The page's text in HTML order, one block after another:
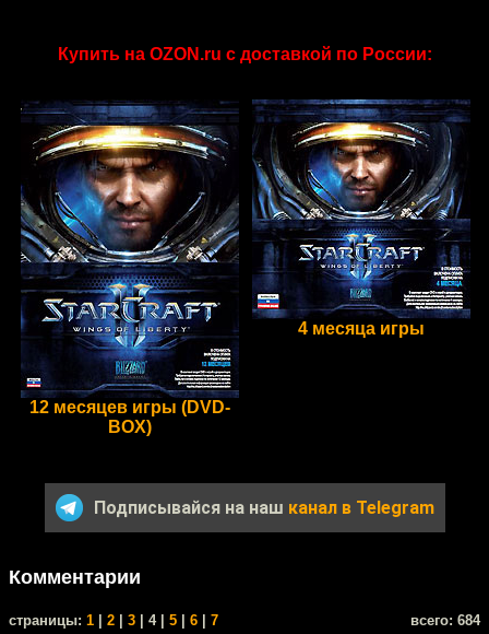
Купить на OZON.ru с доставкой по России:
12 месяцев игры (DVD-
BOX)
4 месяца игры
Подписывайся на наш канал в Telegram
Комментарии
cтраницы: 1 2 3 | 4 | 5 6 7 всего: 684